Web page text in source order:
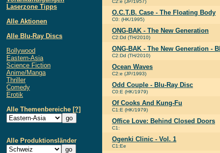
Laserzone Tipps
Alle Aktionen
Alle Blu-Ray Discs
Bollywood
Eastern-Asia
Science Fiction
Anime/Manga
Thriller
Comedy
Erotik
Alle Themenbereiche [?]
Alle Produktionsländer
C2:e (JP/1957)
O.C.T.B. Case - The Floating Body
C0: (HK/1995)
ONG-BAK - The New Generation
C2:Dd (TH/2010)
ONG-BAK - The New Generation -
C2:Dd (TH/2010)
Ocean Waves
C2:e (JP/1993)
Odd Couple - Blu-Ray Disc
C0:E (HK/1979)
Of Cooks And Kung-Fu
C1:E (HK/1979)
Office Love: Behind Closed Doors
C1:
Ogenki Clinic - Vol. 1
C1:Ee